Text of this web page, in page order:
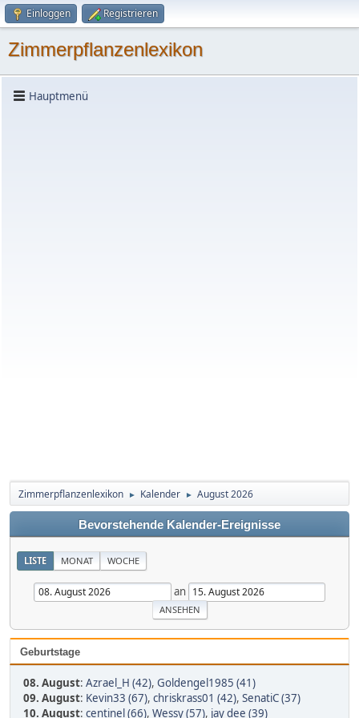
Einloggen Registrieren
Zimmerpflanzenlexikon
Hauptmenü
Zimmerpflanzenlexikon ► Kalender ► August 2026
Bevorstehende Kalender-Ereignisse
LISTE MONAT WOCHE
an
Geburtstage
08. August: Azrael_H (42), Goldengel1985 (41)
09. August: Kevin33 (67), chriskrass01 (42), SenatiC (37)
10. August: centinel (66), Wessy (57), jay dee (39)